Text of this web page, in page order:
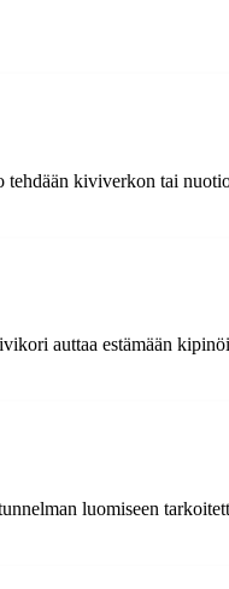
kiviverkon tai
auttaa estämään
luomiseen